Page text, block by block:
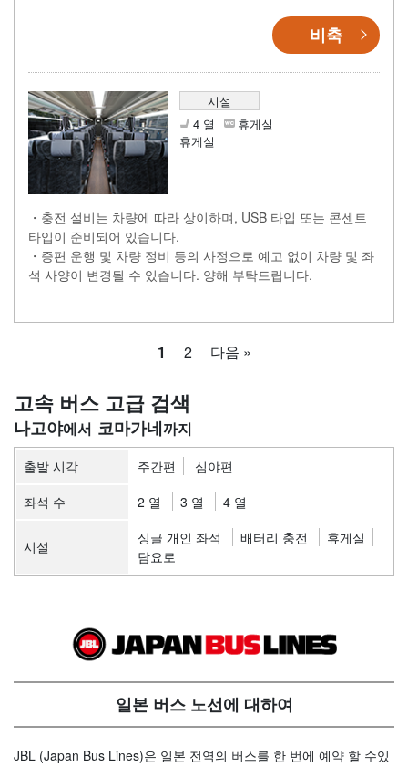
비축
시설
4 열
휴게실
휴게실
・충전 설비는 차량에 따라 상이하며, USB 타입 또는 콘센트
타입이 준비되어 있습니다.
・증편 운행 및 차량 정비 등의 사정으로 예고 없이 차량 및 좌
석 사양이 변경될 수 있습니다. 양해 부탁드립니다.
1 2 다음 »
고속 버스 고급 검색
나고야 코마가네
출발 시각 주간편
심야편
좌석 수
2 열 3 열 4 열
시설 싱글 개인 좌석 배터리 충전
휴게실
담요로
일본 버스 노선에 대하여
JBL (Japan Bus Lines)은 일본 전역의 버스를 한 번에 예약 할 수있